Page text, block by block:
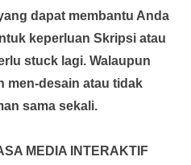
dapat membantu Anda
keperluan Skripsi atau
stuck lagi. Walaupun
men-desain atau tidak
sama sekali.
MEDIA INTERAKTIF